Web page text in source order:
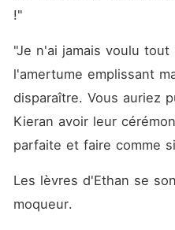
!"
"Je n'ai jamais voulu
l'amertume emplissant
disparaître. Vous auriez
Kieran avoir leur
parfaite et faire comme
Les lèvres d'Ethan se
moqueur.